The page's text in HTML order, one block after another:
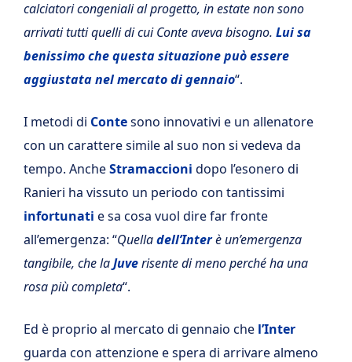
calciatori congeniali al progetto, in estate non sono
arrivati tutti quelli di cui Conte aveva bisogno. Lui sa
benissimo che questa situazione può essere
aggiustata nel mercato di gennaio“.
I metodi di Contesono innovativi e un allenatore
con un carattere simile al suo non si vedeva da
tempo. AncheStramaccioni dopo l’esonero di
Ranieri ha vissuto un periodo con tantissimi
infortunati e sa cosa vuol dire far fronte
all’emergenza: “Quelladell’Interè un’emergenza
tangibile, che laJuverisente di meno perché ha una
rosa più completa“.
Ed è proprio al mercato di gennaio che l’Inter
guarda con attenzione e spera di arrivare almeno